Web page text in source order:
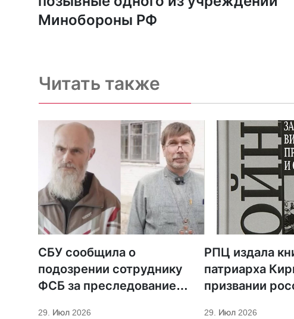
Минобороны РФ
Читать также
СБУ сообщила о
подозрении сотруднику
ФСБ за преследование
29. Июл 2026
РПЦ издала
патриарха
призвании
29. Июл 2026